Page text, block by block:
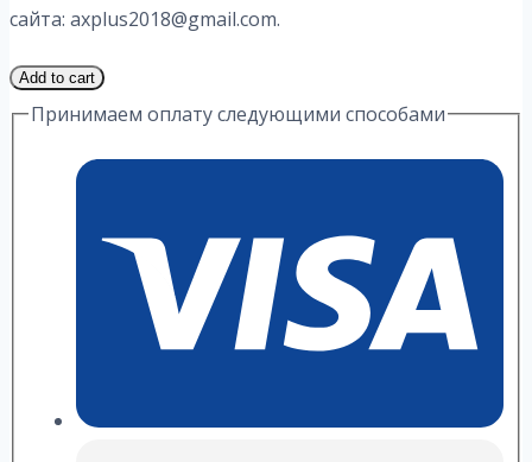
сайта: axplus2018@gmail.com.
2
Часть
Add to cart
Принимаем оплату следующими способами